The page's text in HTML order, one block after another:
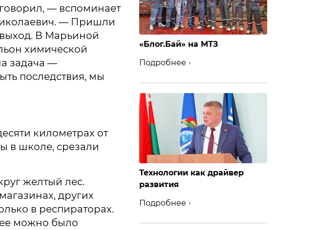
— вспоминает
— Пришли
В Марьиной
химической
задача —
последствия, мы
километрах от
в школе, срезали
желтый лес.
других
в респираторах.
ее можно было
«Блог.Бай» на МТЗ
Подробнее
Технологии как драйвер
развития
Подробнее